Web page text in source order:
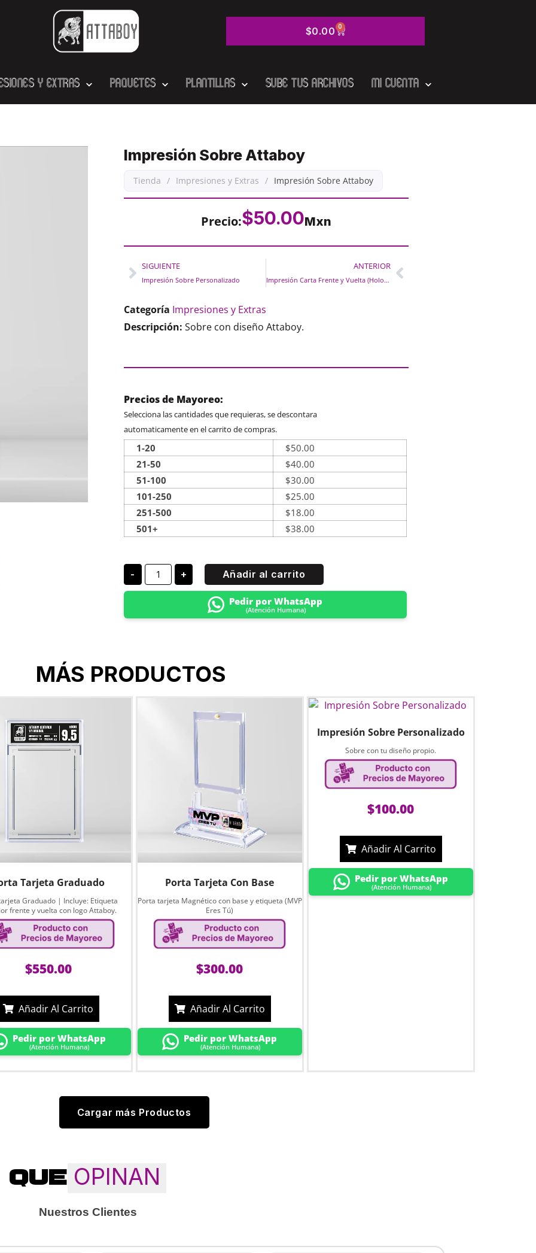
$0.00 0
y Extras Paquetes Plantillas Sube tus Archivos Mi cuenta
Impresión Sobre Attaboy
Tienda / Impresiones y Extras / Impresión Sobre Attaboy
Precio:$50.00Mxn
SIGUIENTE
Impresión Sobre Personalizado
ANTERIOR
Impresión Carta Frente y Vuelta (Holográfica)
Categoría Impresiones y Extras
Descripción: Sobre con diseño Attaboy.
Precios de Mayoreo:
Selecciona las cantidades que requieras, se descontara
automaticamente en el carrito de compras.
1-20 $50.00
21-50
$40.00
51-100
$30.00
101-250
$25.00
251-500
$18.00
501+
$38.00
- + Añadir al carrito
Pedir por WhatsApp
(Atención Humana)
MÁS PRODUCTOS
Tarjeta Graduado
Graduado | Incluye: Etiqueta
frente y vuelta con logo Attaboy.
$550.00
Añadir Al Carrito
Pedir por WhatsApp
(Atención Humana)
Porta Tarjeta Con Base
Porta tarjeta Magnético con base y etiqueta (MVP
Eres Tú)
$300.00
Añadir Al Carrito
Pedir por WhatsApp
(Atención Humana)
Impresión Sobre Personalizado
Sobre con tu diseño propio.
$100.00
Añadir Al Carrito
Pedir por WhatsApp
(Atención Humana)
Cargar más Productos
QUE OPINAN
Nuestros Clientes